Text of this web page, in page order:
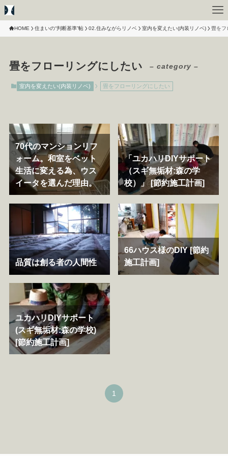
HOME 住まいの“判断基準”帖 02.住みながらリノベ 室内を変えたい(内装リノベ) 畳をフ
畳をフローリングにしたい – category –
室内を変えたい(内装リノベ) 畳をフローリングにしたい
70代のマンションリフ
ォーム。和室をベット
生活に変える為、ウス
イータを選んだ理由。
「ユカハリDIYサポート
（スギ無垢材:森の学
校）」 [節約施工計画]
品質は創る者の人間性
66ハウス様のDIY [節約
施工計画]
ユカハリDIYサポート
(スギ無垢材:森の学校)
[節約施工計画]
1